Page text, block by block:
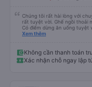
Chúng tôi rất hài lòng với
rất tuyệt vời. Ghế ngồi thoải
Có điểm dừng ăn uống tuyệt
duy nhất tôi muốn đề xuất
Xem thêm
Không cần thanh toán
Xác nhận chỗ ngay lập